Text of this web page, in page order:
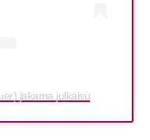
jakama julkaisu